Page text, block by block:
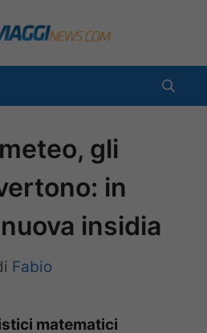
gli
in
insidia
Fabio
matematici